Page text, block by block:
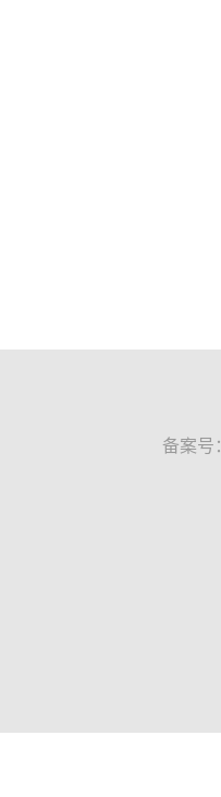
备案号：